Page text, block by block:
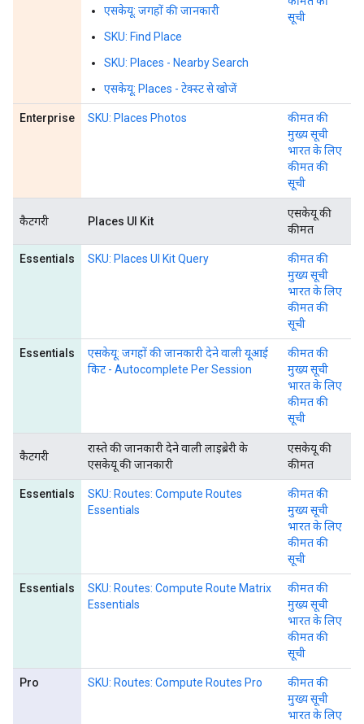
एसकेयू: जगहों की जानकारी
SKU: Find Place
SKU: Places - Nearby Search
एसकेयू: Places - टेक्स्ट से खोजें
सूची
Enterprise SKU: Places Photos
कीमत की
मुख्य सूची
भारत के लिए
कीमत की
सूची
कैटगरी Places UI Kit
एसकेयू की
कीमत
Essentials SKU: Places UI Kit Query
कीमत की
मुख्य सूची
भारत के लिए
कीमत की
सूची
Essentials
एसकेयू: जगहों की जानकारी देने वाली यूआई
किट - Autocomplete Per Session
कीमत की
मुख्य सूची
भारत के लिए
कीमत की
सूची
कैटगरी
रास्ते की जानकारी देने वाली लाइब्रेरी के
एसकेयू की जानकारी
एसकेयू की
कीमत
Essentials
SKU: Routes: Compute Routes
Essentials
कीमत की
मुख्य सूची
भारत के लिए
कीमत की
सूची
Essentials
SKU: Routes: Compute Route Matrix
Essentials
कीमत की
मुख्य सूची
भारत के लिए
कीमत की
सूची
Pro SKU: Routes: Compute Routes Pro
कीमत की
मुख्य सूची
भारत के लिए